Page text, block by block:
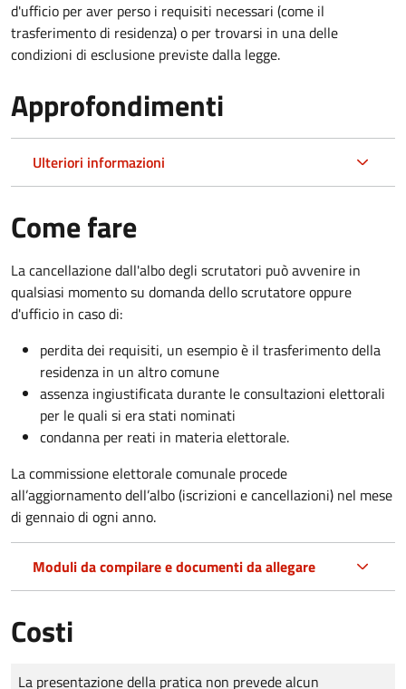
d'ufficio per aver perso i requisiti necessari (come il
trasferimento di residenza) o per trovarsi in una delle
condizioni di esclusione previste dalla legge.
Approfondimenti
Ulteriori informazioni
Come fare
La cancellazione dall'albo degli scrutatori può avvenire in
qualsiasi momento su domanda dello scrutatore oppure
d'ufficio in caso di:
perdita dei requisiti, un esempio è il trasferimento della
residenza in un altro comune
assenza ingiustificata durante le consultazioni elettorali
per le quali si era stati nominati
condanna per reati in materia elettorale.
La commissione elettorale comunale procede
all’aggiornamento dell’albo (iscrizioni e cancellazioni) nel mese
di gennaio di ogni anno.
Moduli da compilare e documenti da allegare
Costi
Tipo di pagamento
Importo
La presentazione della pratica non prevede alcun